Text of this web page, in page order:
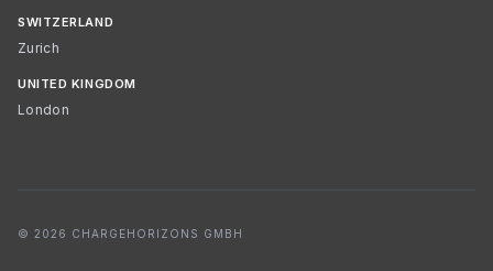
SWITZERLAND
Zurich
UNITED KINGDOM
London
© 2026 CHARGEHORIZONS GMBH